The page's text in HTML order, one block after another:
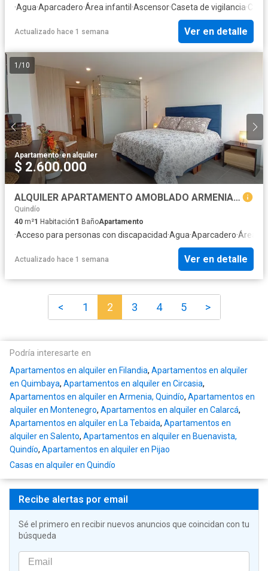
·Agua·Aparcadero·Área infantil ·Ascensor·Caseta de vigilancia·
Actualizado hace 1 semana Ver en detalle
1 /10
Apartamento·en alquiler
$ 2.600.000
ALQUILER APARTAMENTO AMOBLADO ARMENIA CERCA A C.C. PLAZA FLORA
Quindío
40 m²1 Habitación1 BañoApartamento
·Acceso para personas con discapacidad·Agua·Aparcadero·Área
Actualizado hace 1 semana Ver en detalle
< 1 2 3 4 5 >
Podría interesarte en
Apartamentos en alquiler en Filandia, Apartamentos en alquiler
en Quimbaya, Apartamentos en alquiler en Circasia,
Apartamentos en alquiler en Armenia, Quindío, Apartamentos en
alquiler en Montenegro, Apartamentos en alquiler en Calarcá,
Apartamentos en alquiler en La Tebaida, Apartamentos en
alquiler en Salento, Apartamentos en alquiler en Buenavista,
Quindío, Apartamentos en alquiler en Pijao
Casas en alquiler en Quindío
Recibe alertas por email
Sé el primero en recibir nuevos anuncios que coincidan con tu
búsqueda